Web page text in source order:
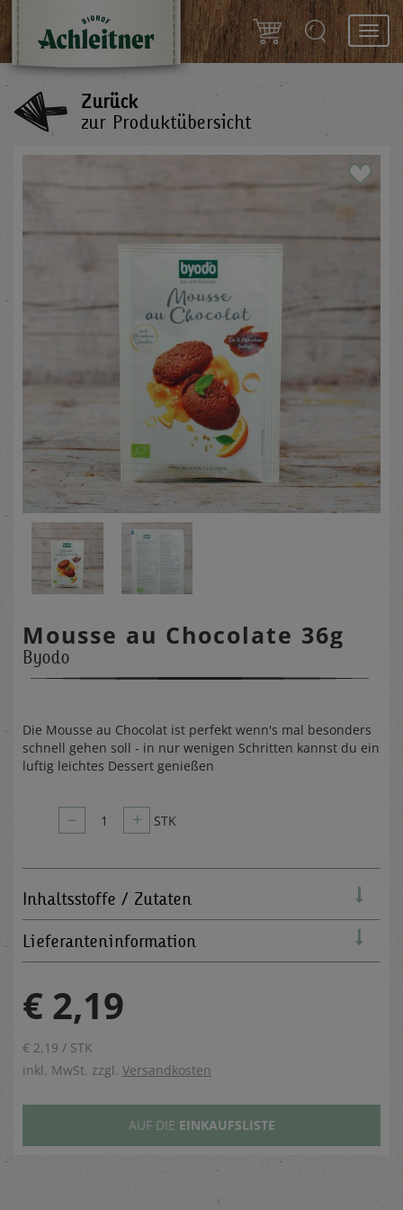
Zurück
zur Produktübersicht
Mousse au Chocolate 36g
Byodo
Die Mousse au Chocolat ist perfekt wenn's mal besonders
schnell gehen soll - in nur wenigen Schritten kannst du ein
luftig leichtes Dessert genießen
– 1 + STK
Inhaltsstoffe / Zutaten
Lieferanteninformation
€ 2,19
€ 2,19 / STK
inkl. MwSt. zzgl. Versandkosten
AUF DIE EINKAUFSLISTE